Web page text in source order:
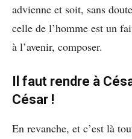
advienne et soit, sans
celle de l’homme est un
à l’avenir, composer.
Il faut rendre à
César !
En revanche, et c’est là